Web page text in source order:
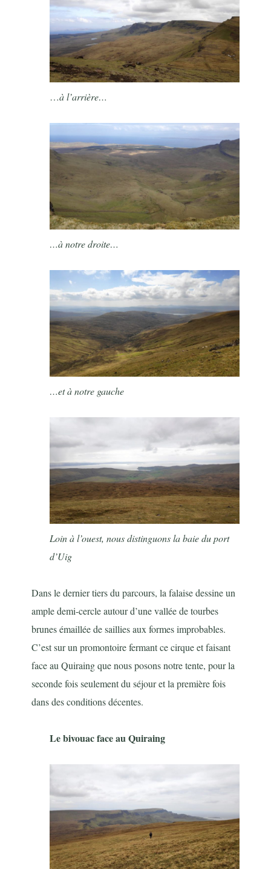
…à l’arrière…
…à notre droite…
…et à notre gauche
Loin à l’ouest, nous distinguons la baie du port
d’Uig
Dans le dernier tiers du parcours, la falaise dessine un
ample demi-cercle autour d’une vallée de tourbes
brunes émaillée de saillies aux formes improbables.
C’est sur un promontoire fermant ce cirque et faisant
face au Quiraing que nous posons notre tente, pour la
seconde fois seulement du séjour et la première fois
dans des conditions décentes.
Le bivouac face au Quiraing